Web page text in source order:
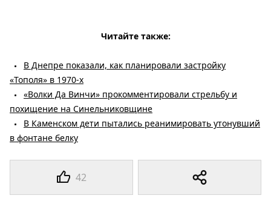
42
Читайте также:
В Днепре показали, как планировали застройку
«Тополя» в 1970-х
«Волки Да Винчи» прокомментировали стрельбу и
похищение на Синельниковщине
В Каменском дети пытались реанимировать утонувший
в фонтане белку